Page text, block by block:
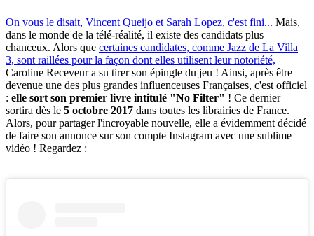
On vous le disait, Vincent Queijo et Sarah Lopez, c'est fini... Mais,
dans le monde de la télé-réalité, il existe des candidats plus
chanceux. Alors que certaines candidates, comme Jazz de La Villa
3, sont raillées pour la façon dont elles utilisent leur notoriété,
Caroline Receveur a su tirer son épingle du jeu ! Ainsi, après être
devenue une des plus grandes influenceuses Françaises, c'est officiel
: elle sort son premier livre intitulé "No Filter" ! Ce dernier
sortira dès le 5 octobre 2017 dans toutes les librairies de France.
Alors, pour partager l'incroyable nouvelle, elle a évidemment décidé
de faire son annonce sur son compte Instagram avec une sublime
vidéo ! Regardez :